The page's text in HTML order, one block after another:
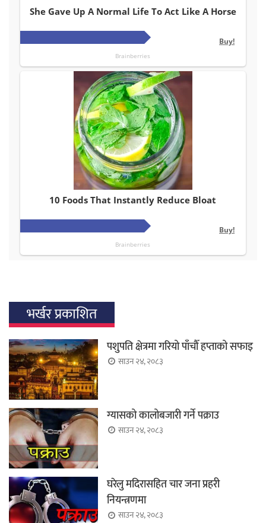
भर्खर प्रकाशित
पशुपति क्षेत्रमा गरियो पाँचौँ हप्ताको सफाइ
साउन २४, २०८३
ग्यासको कालोबजारी गर्ने पक्राउ
साउन २४, २०८३
घरेलु मदिरासहित चार जना प्रहरी
नियन्त्रणमा
साउन २४, २०८३